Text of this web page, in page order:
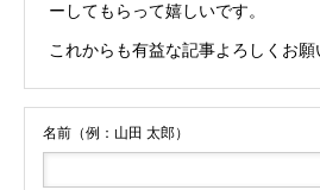
ーしてもらって嬉しいです。
これからも有益な記事よろしくお願
名前（例：山田 太郎）